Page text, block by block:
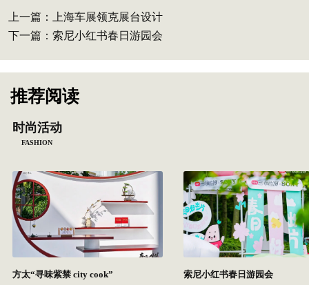
上一篇：
上海车展领克展台设计
下一篇： 索尼小红书春日游园会
推荐阅读
时尚活动
FASHION
方太“寻味紫禁 city cook”
索尼小红书春日游园会